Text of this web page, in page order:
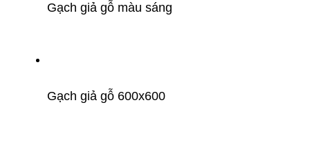
Gạch giả gỗ màu sáng
Gạch giả gỗ 600x600